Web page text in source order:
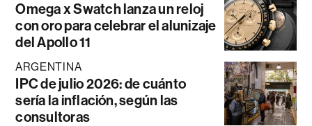
Omega x Swatch lanza un reloj
con oro para celebrar el alunizaje
del Apollo 11
ARGENTINA
IPC de julio 2026: de cuánto
sería la inflación, según las
consultoras